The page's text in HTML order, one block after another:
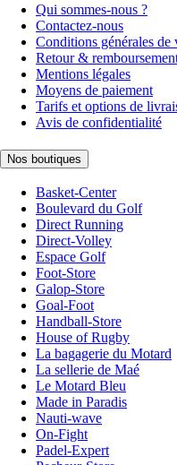
Qui sommes-nous ?
Contactez-nous
Conditions générales de
Retour &
Mentions légales
Moyens de paiement
Tarifs et options de
Avis de confidentialité
Nos boutiques
Basket-Center
Boulevard du Golf
Direct Running
Direct-Volley
Espace Golf
Foot-Store
Galop-Store
Goal-Foot
Handball-Store
House of Rugby
La bagagerie du Motard
La sellerie de Maé
Le Motard Bleu
Made in Paradis
Nauti-wave
On-Fight
Padel-Expert